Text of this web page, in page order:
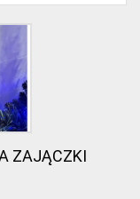
ZAJĄCZKI